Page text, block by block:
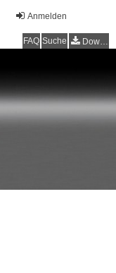
Anmelden
FAQ Suche Downloads